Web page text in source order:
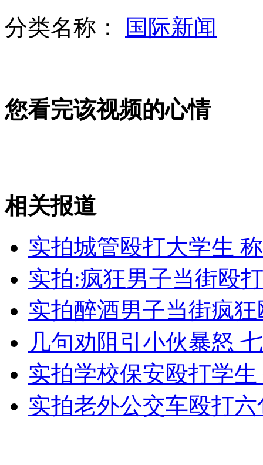
防外人进校打球 学校篮球筐上锁
山西运城恶犬咬伤多人 警民合力深夜将其击毙
女孩北京地铁殴打老人 痛下狠手拳打脚踢
无痛分娩是否安全 医生回应
外交部：反对强权政治霸凌主义
分类名称：
国际新闻
您看完该视频的心情
相关报道
实拍城管殴打大学生
实拍:疯狂男子当街殴
实拍醉酒男子当街疯
几句劝阻引小伙暴怒
实拍学校保安殴打学
实拍老外公交车殴打